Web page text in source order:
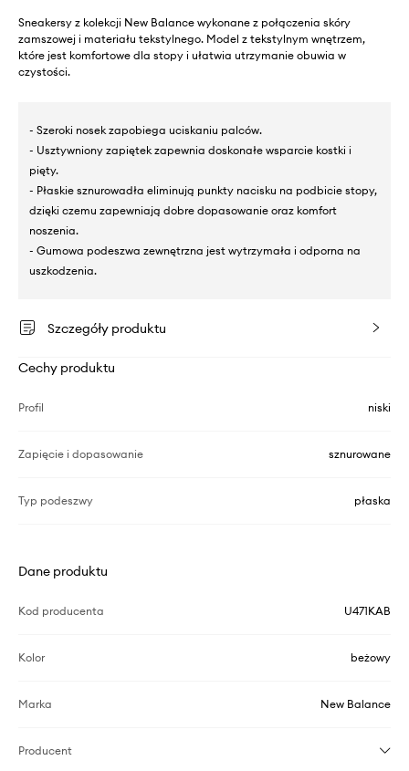
Sneakersy z kolekcji New Balance wykonane z połączenia skóry
zamszowej i materiału tekstylnego. Model z tekstylnym wnętrzem,
które jest komfortowe dla stopy i ułatwia utrzymanie obuwia w
czystości.
- Szeroki nosek zapobiega uciskaniu palców.
- Usztywniony zapiętek zapewnia doskonałe wsparcie kostki i
pięty.
- Płaskie sznurowadła eliminują punkty nacisku na podbicie stopy,
dzięki czemu zapewniają dobre dopasowanie oraz komfort
noszenia.
- Gumowa podeszwa zewnętrzna jest wytrzymała i odporna na
uszkodzenia.
Szczegóły produktu
Cechy produktu
Profil niski
Zapięcie i dopasowanie sznurowane
Typ podeszwy płaska
Dane produktu
Kod producenta U471KAB
Kolor beżowy
Marka New Balance
Producent